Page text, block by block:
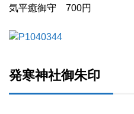
気平癒御守 700円
発寒神社御朱印